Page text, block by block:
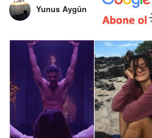
Yunus Aygün